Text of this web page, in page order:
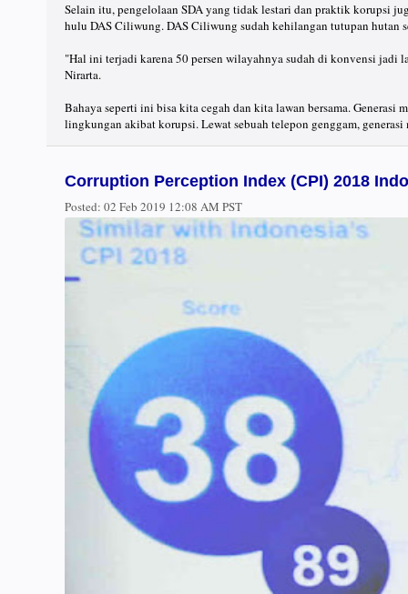
Selain itu, pengelolaan SDA yang tidak lestari dan praktik korupsi
hulu DAS Ciliwung. DAS Ciliwung sudah kehilangan tutupan hutan
"Hal ini terjadi karena 50 persen wilayahnya sudah di konvensi jadi
Nirarta.
Bahaya seperti ini bisa kita cegah dan kita lawan bersama.
lingkungan akibat korupsi. Lewat sebuah telepon genggam,
Corruption Perception Index (CPI) 2018
Posted: 02 Feb 2019 12:08 AM PST